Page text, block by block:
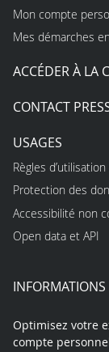
Mon compte
Mes démarches
ACCÉDER À LA
CONTACT
USAGES
Règles
Protection des
Accessibilité non
Open data et API
INFORMATIONS
Optimisez votre
compte